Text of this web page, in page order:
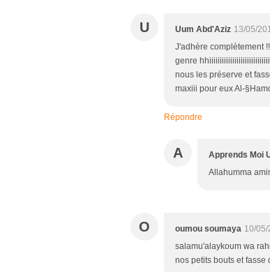
U Uum Abd'Aziz 13/05/
J'adhère complètement
genre
nous les préserve et
maxiii pour eux Al-
Répondre
A Apprends Moi
Allahumma
O oumou soumaya 10/
salamu'alaykoum wa
nos petits bouts et fasse